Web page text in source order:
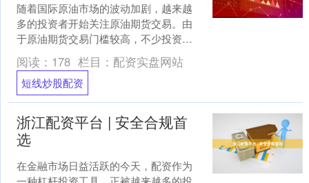
随着国际原油市场的波动加剧，越来越
多的投资者开始关注原油期货交易。由
于原油期货交易门槛较高，不少投资者
选择通过配资的方式放大资金，提高收
益潜力。然而，市场上配资....
阅读： 178 栏目： 配资实盘网站
短线炒股配资
浙江配资平台 | 安全合规首
选
在金融市场日益活跃的今天，配资作为